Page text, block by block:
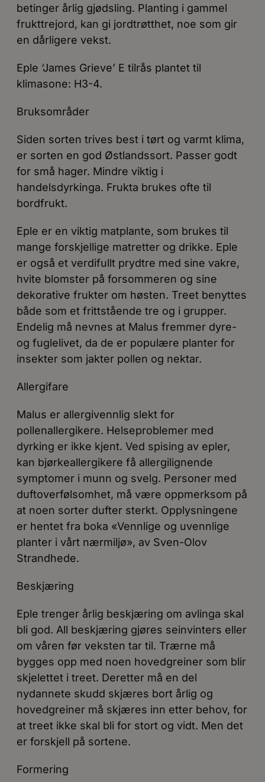
betinger årlig gjødsling. Planting i gammel
frukttrejord, kan gi jordtrøtthet, noe som gir
en dårligere vekst.
Eple ‘James Grieve’ E tilrås plantet til
klimasone: H3-4.
Bruksområder
Siden sorten trives best i tørt og varmt klima,
er sorten en god Østlandssort. Passer godt
for små hager. Mindre viktig i
handelsdyrkinga. Frukta brukes ofte til
bordfrukt.
Eple er en viktig matplante, som brukes til
mange forskjellige matretter og drikke. Eple
er også et verdifullt prydtre med sine vakre,
hvite blomster på forsommeren og sine
dekorative frukter om høsten. Treet benyttes
både som et frittstående tre og i grupper.
Endelig må nevnes at Malus fremmer dyre-
og fuglelivet, da de er populære planter for
insekter som jakter pollen og nektar.
Allergifare
Malus er allergivennlig slekt for
pollenallergikere. Helseproblemer med
dyrking er ikke kjent. Ved spising av epler,
kan bjørkeallergikere få allergilignende
symptomer i munn og svelg. Personer med
duftoverfølsomhet, må være oppmerksom på
at noen sorter dufter sterkt. Opplysningene
er hentet fra boka «Vennlige og uvennlige
planter i vårt nærmiljø», av Sven-Olov
Strandhede.
Beskjæring
Eple trenger årlig beskjæring om avlinga skal
bli god. All beskjæring gjøres seinvinters eller
om våren før veksten tar til. Trærne må
bygges opp med noen hovedgreiner som blir
skjelettet i treet. Deretter må en del
nydannete skudd skjæres bort årlig og
hovedgreiner må skjæres inn etter behov, for
at treet ikke skal bli for stort og vidt. Men det
er forskjell på sortene.
Formering